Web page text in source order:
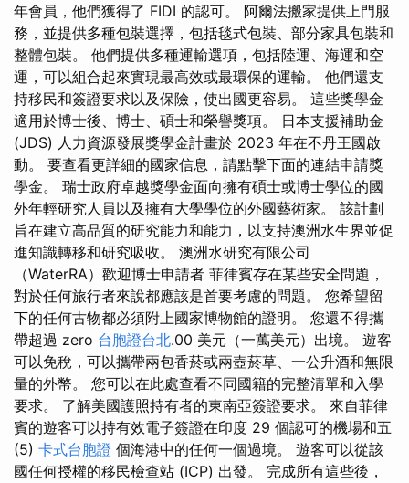
年會員，他們獲得了 FIDI 的認可。 阿爾法搬家提供上門服
務，並提供多種包裝選擇，包括毯式包裝、部分家具包裝和
整體包裝。 他們提供多種運輸選項，包括陸運、海運和空
運，可以組合起來實現最高效或最環保的運輸。 他們還支
持移民和簽證要求以及保險，使出國更容易。 這些獎學金
適用於博士後、博士、碩士和榮譽獎項。 日本支援補助金
(JDS) 人力資源發展獎學金計畫於 2023 年在不丹王國啟
動。 要查看更詳細的國家信息，請點擊下面的連結申請獎
學金。 瑞士政府卓越獎學金面向擁有碩士或博士學位的國
外年輕研究人員以及擁有大學學位的外國藝術家。 該計劃
旨在建立高品質的研究能力和能力，以支持澳洲水生界並促
進知識轉移和研究吸收。 澳洲水研究有限公司
（WaterRA）歡迎博士申請者 菲律賓存在某些安全問題，
對於任何旅行者來說都應該是首要考慮的問題。 您希望留
下的任何古物都必須附上國家博物館的證明。 您還不得攜
帶超過 zero 台胞證台北.00 美元（一萬美元）出境。 遊客
可以免稅，可以攜帶兩包香菸或兩壺菸草、一公升酒和無限
量的外幣。 您可以在此處查看不同國籍的完整清單和入學
要求。 了解美國護照持有者的東南亞簽證要求。 來自菲律
賓的遊客可以持有效電子簽證在印度 29 個認可的機場和五
(5) 卡式台胞證 個海港中的任何一個過境。 遊客可以從該
國任何授權的移民檢查站 (ICP) 出發。 完成所有這些後，